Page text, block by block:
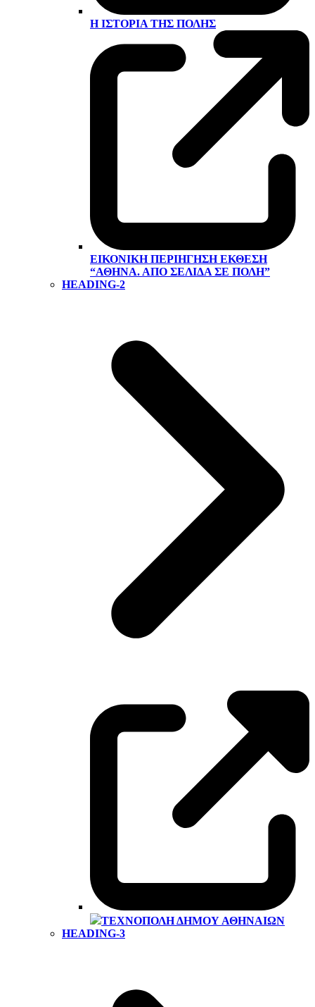
Η ΙΣΤΟΡΊΑ ΤΗΣ ΠΌΛΗΣ
ΕΙΚΟΝΙΚΉ ΠΕΡΙΉΓΗΣΗ ΕΚΘΕΣΗ
“ΑΘΉΝΑ. ΑΠΌ ΣΕΛΊΔΑ ΣΕ ΠΌΛΗ”
HEADING-2
ΤΕΧΝΌΠΟΛΗ ΔΉΜΟΥ ΑΘΗΝΑΊΩΝ
HEADING-3